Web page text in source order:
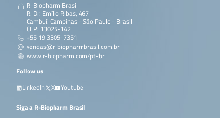
R-Biopharm Brasil
R. Dr. Emílio Ribas, 467
Cambuí, Campinas - São Paulo - Brasil
CEP: 13025-142
+55 19 3305-7351
vendas@r-biopharmbrasil.com.br
www.r-biopharm.com/pt-br
Follow us
LinkedIn
X Youtube
Siga a R-Biopharm Brasil